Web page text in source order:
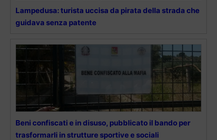
Lampedusa: turista uccisa da pirata della strada che
guidava senza patente
Beni confiscati e in disuso, pubblicato il bando per
trasformarli in strutture sportive e sociali